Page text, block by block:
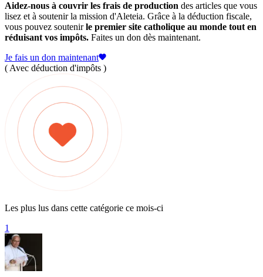
Aidez-nous à couvrir les frais de production des articles que vous
lisez et à soutenir la mission d'Aleteia. Grâce à la déduction fiscale,
vous pouvez soutenirle premier site catholique au monde tout en
réduisant vos impôts. Faites un don dès maintenant.
Je fais un don maintenant
( Avec déduction d'impôts )
Les plus lus dans cette catégorie ce mois-ci
1